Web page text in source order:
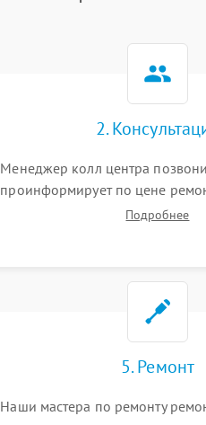
2.
Менеджер колл центра
проинформирует по цене
планшета а также ответит на
Подробнее
5. Ремонт
Наши мастера по ремонту